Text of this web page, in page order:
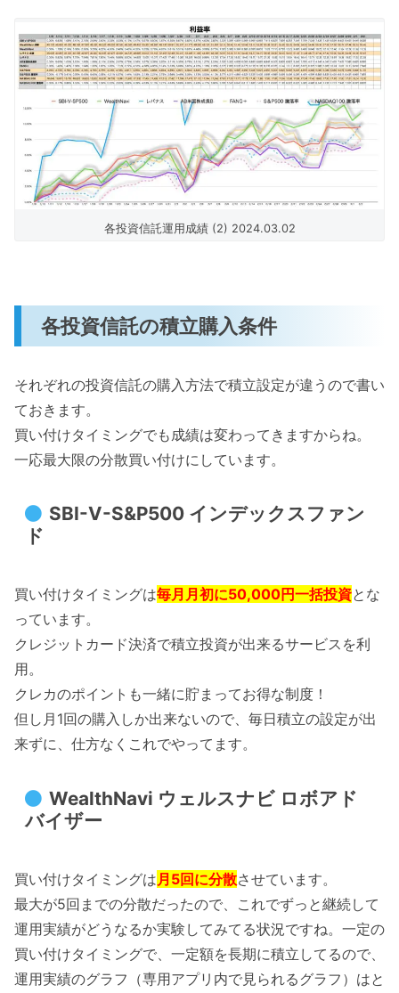
各投資信託運用成績 (2) 2024.03.02
各投資信託の積立購入条件
それぞれの投資信託の購入方法で積立設定が違うので書い
ておきます。
買い付けタイミングでも成績は変わってきますからね。
一応最大限の分散買い付けにしています。
SBI-V-S&P500 インデックスファン
ド
買い付けタイミングは毎月月初に50,000円一括投資とな
っています。
クレジットカード決済で積立投資が出来るサービスを利
用。
クレカのポイントも一緒に貯まってお得な制度！
但し月1回の購入しか出来ないので、毎日積立の設定が出
来ずに、仕方なくこれでやってます。
WealthNavi ウェルスナビ ロボアド
バイザー
買い付けタイミングは 月5回に分散させています。
最大が5回までの分散だったので、これでずっと継続して
運用実績がどうなるか実験してみてる状況ですね。一定の
買い付けタイミングで、一定額を長期に積立してるので、
運用実績のグラフ（専用アプリ内で見られるグラフ）はと